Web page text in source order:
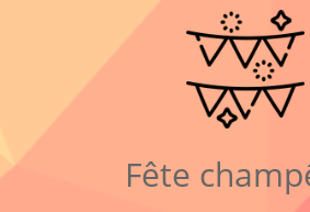
Fête